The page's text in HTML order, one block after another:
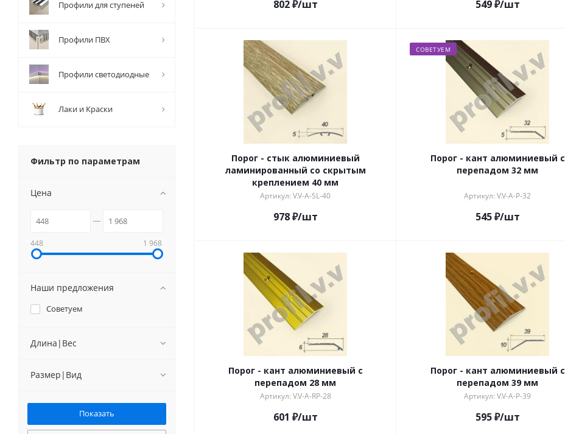
802₽/шт 549₽/шт
Порог - стык алюминиевый
ламинированный со скрытым
креплением 40 мм
Артикул: V.V-A-SL-40
978₽/шт
СОВЕТУЕМ
Порог - кант алюминиевый с
перепадом 32 мм
Артикул: V.V-A-P-32
545₽/шт
Порог - кант алюминиевый с
перепадом 28 мм
Артикул: V.V-A-RP-28
601 ₽/шт
Порог - кант алюминиевый с
перепадом 39 мм
Артикул: V.V-A-P-39
595₽/шт
Профили для ступеней
Профили ПВХ
Профили светодиодные
Лаки и Краски
Фильтр по параметрам
Цена
448 1 968
Наши предложения
Советуем
Длина|Вес
Размер|Вид